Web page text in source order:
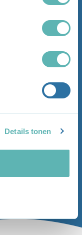
Details tonen